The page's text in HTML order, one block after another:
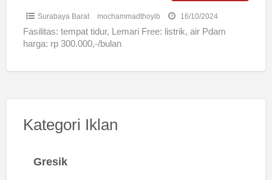
Surabaya Barat mochammadthoyib 16/10/2024
Fasilitas: tempat tidur, Lemari Free: listrik, air Pdam
harga: rp 300.000,-/bulan
Kategori Iklan
Gresik